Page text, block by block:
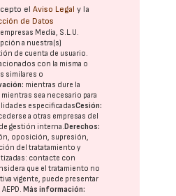
elAviso Legal y la
de Datos
Media, S.L.U.
a nuestra(s)
de cuenta de usuario.
con la misma o
similares o
mientras dure la
sea necesario para
especificadasCesión:
a otras empresas del
gestión interna.Derechos:
oposición, supresión,
del tratatamiento y
contacte con
que el tratamiento no
vigente, puede presentar
AEPD.Más información: